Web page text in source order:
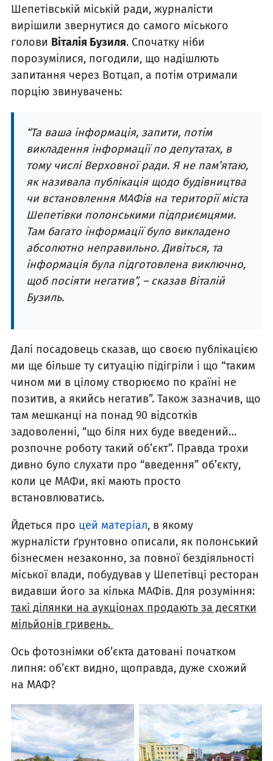
Шепетівській міській ради, журналісти
вирішили звернутися до самого міського
голови Віталія Бузиля. Спочатку ніби
порозумілися, погодили, що надішлють
запитання через Вотцап, а потім отримали
порцію звинувачень:
“Та ваша інформація, запити, потім
викладення інформації по депутатах, в
тому числі Верховної ради. Я не пам’ятаю,
як називала публікація щодо будівництва
чи встановлення МАФів на території міста
Шепетівки полонськими підприємцями.
Там багато інформації було викладено
абсолютно неправильно. Дивіться, та
інформація була підготовлена виключно,
щоб посіяти негатив”, – сказав Віталій
Бузиль.
Далі посадовець сказав, що своєю публікацією
ми ще більше ту ситуацію підігріли і що “таким
чином ми в цілому створюємо по країні не
позитив, а якийсь негатив”. Також зазначив, що
там мешканці на понад 90 відсотків
задоволенні, “що біля них буде введений…
розпочне роботу такий об’єкт”. Правда трохи
дивно було слухати про “введення” об’єкту,
коли це МАФи, які мають просто
встановлюватись.
Йдеться про цей матеріал, в якому
журналісти ґрунтовно описали, як полонський
бізнесмен незаконно, за повної бездіяльності
міської влади, побудував у Шепетівці ресторан
видавши його за кілька МАФів. Для розуміння:
такі ділянки на аукціонах продають за десятки
мільйонів гривень.
Ось фотознімки об’єкта датовані початком
липня: об’єкт видно, щоправда, дуже схожий
на МАФ?